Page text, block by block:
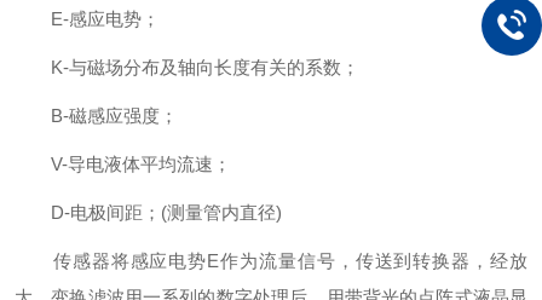
E-感应电势；
K-与磁场分布及轴向长度有关的系数；
B-磁感应强度；
V-导电液体平均流速；
D-电极间距；(测量管内直径)
传感器将感应电势E作为流量信号，传送到转换器，经放